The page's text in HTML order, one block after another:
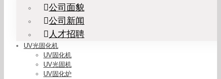
公司面貌
公司新闻
人才招聘
UV光固化机
UV固化机
UV光固机
UV固化炉